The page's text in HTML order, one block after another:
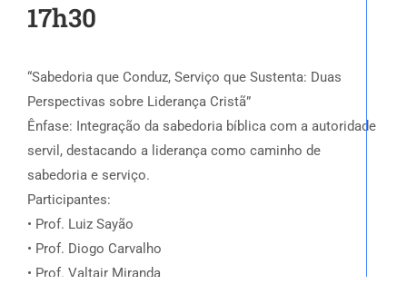
17h30
“Sabedoria que Conduz, Serviço que Sustenta: Duas
Perspectivas sobre Liderança Cristã”
Ênfase: Integração da sabedoria bíblica com a autoridade
servil, destacando a liderança como caminho de
sabedoria e serviço.
Participantes:
• Prof. Luiz Sayão
• Prof. Diogo Carvalho
• Prof. Valtair Miranda